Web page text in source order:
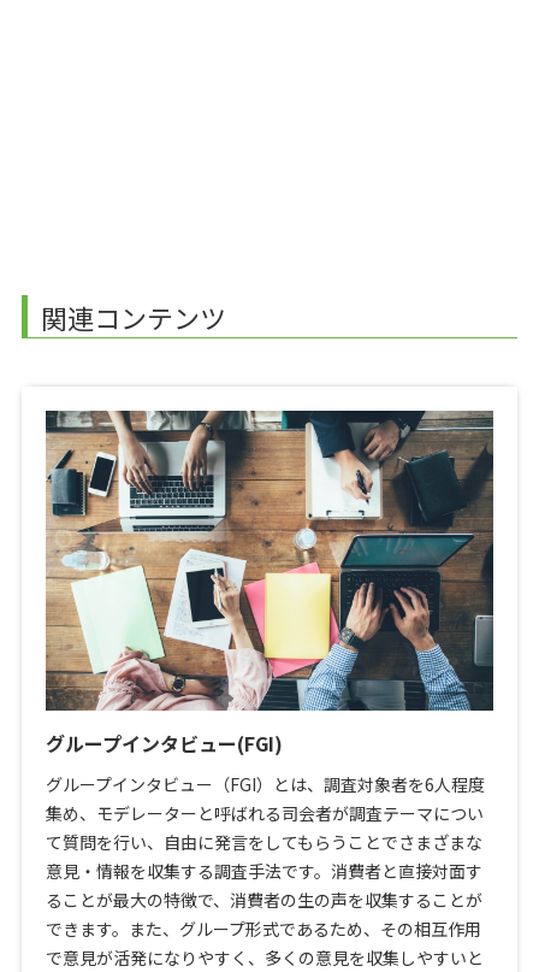
関連コンテンツ
グループインタビュー(FGI)
グループインタビュー（FGI）とは、調査対象者を6人程度
集め、モデレーターと呼ばれる司会者が調査テーマについ
て質問を行い、自由に発言をしてもらうことでさまざまな
意見・情報を収集する調査手法です。消費者と直接対面す
ることが最大の特徴で、消費者の生の声を収集することが
できます。また、グループ形式であるため、その相互作用
で意見が活発になりやすく、多くの意見を収集しやすいと